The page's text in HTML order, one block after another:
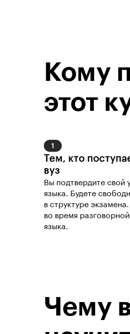
Кому
этот
1
Тем, кто
вуз
Вы подтвердите свой
языка. Будете
в структуре
во время
языка.
Чему